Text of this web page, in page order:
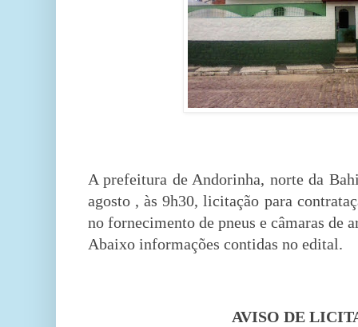
A prefeitura de Andorinha, norte da
agosto , às 9h30, licitação para
no fornecimento de pneus e câmaras de
Abaixo informações contidas no edital.
AVISO DE